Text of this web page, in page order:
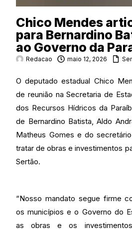
Chico Mendes
para Bernardino
ao Governo da
Redacao maio 12, 2026
O deputado estadual Chico
de reunião na Secretaria de
dos Recursos Hídricos da
de Bernardino Batista, Aldo
Matheus Gomes e do
tratar de obras e investimentos
Sertão.
“Nosso mandato segue firme
os municípios e o Governo do
as obras e os